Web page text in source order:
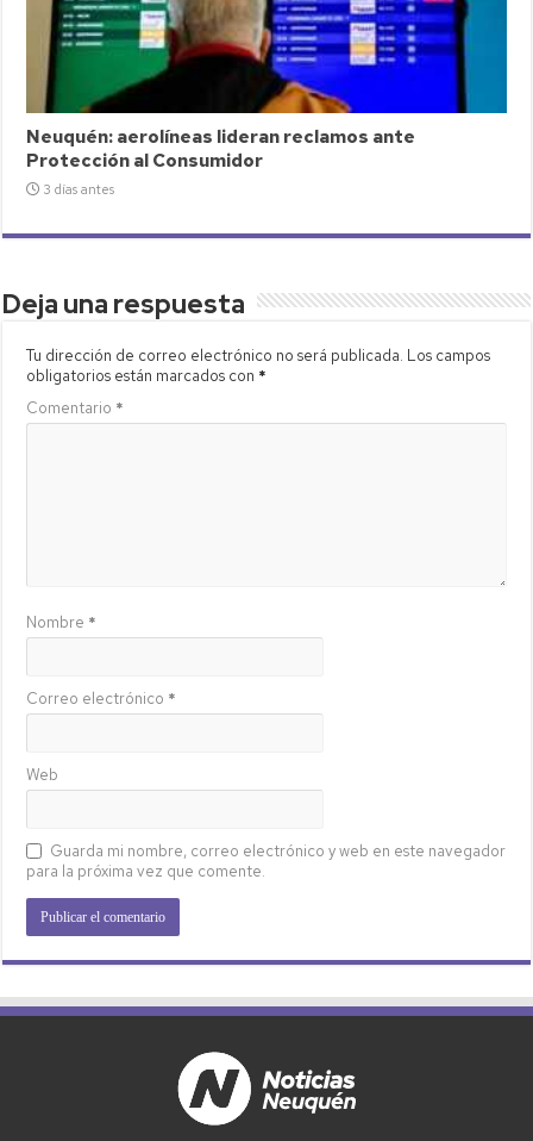
Neuquén: aerolíneas lideran reclamos ante
Protección al Consumidor
3 días antes
Deja una respuesta
Tu dirección de correo electrónico no será publicada. Los campos
obligatorios están marcados con *
Comentario *
Nombre *
Correo electrónico *
Web
Guarda mi nombre, correo electrónico y web en este navegador
para la próxima vez que comente.